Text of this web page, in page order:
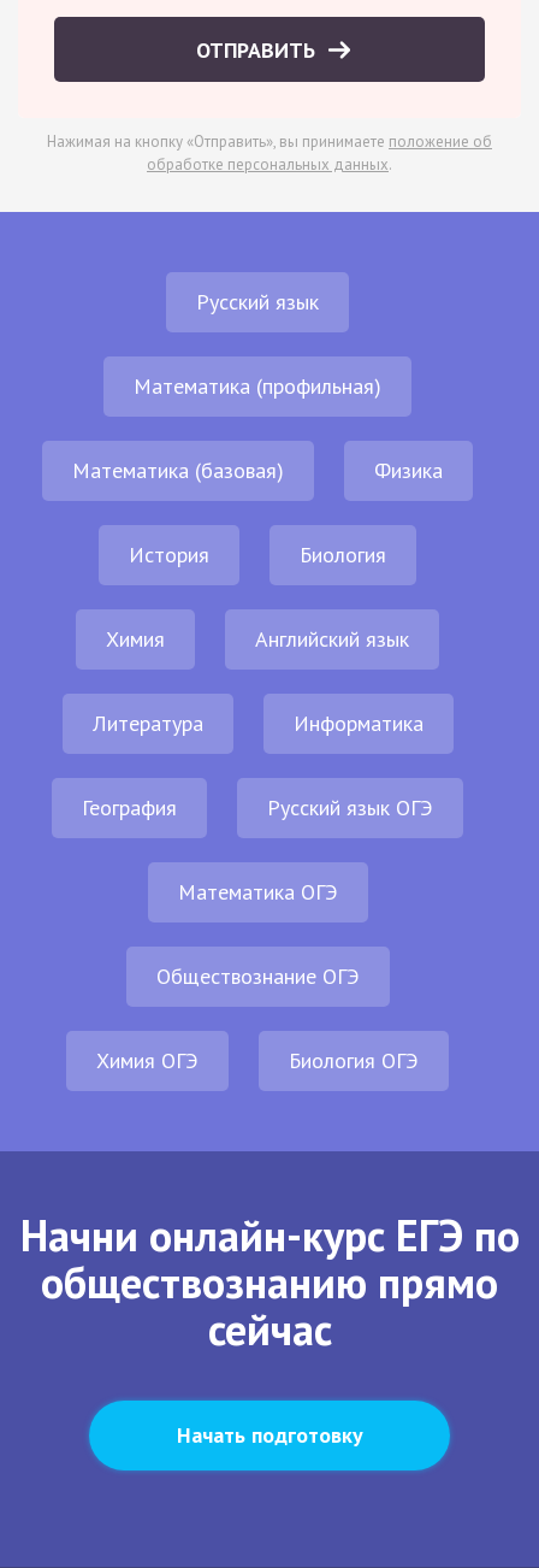
ОТПРАВИТЬ
Нажимая на кнопку «Отправить», вы принимаете положение об
обработке персональных данных.
Русский язык
Математика (профильная)
Математика (базовая) Физика
История Биология
Химия Английский язык
Литература Информатика
География Русский язык ОГЭ
Математика ОГЭ
Обществознание ОГЭ
Химия ОГЭ Биология ОГЭ
Начни онлайн-курс ЕГЭ по
обществознанию прямо
сейчас
Начать подготовку